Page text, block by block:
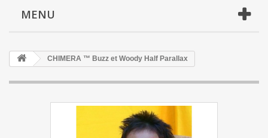
MENU
CHIMERA ™ Buzz et Woody Half Parallax